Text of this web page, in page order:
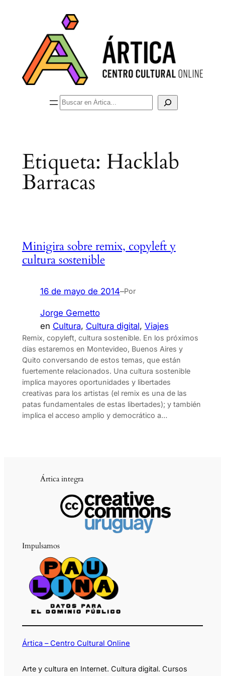
Buscar
Etiqueta: Hacklab
Barracas
Minigira sobre remix, copyleft y
cultura sostenible
16 de mayo de 2014–Por
Jorge Gemetto
en Cultura, Cultura digital, Viajes
Remix, copyleft, cultura sostenible. En los próximos
días estaremos en Montevideo, Buenos Aires y
Quito conversando de estos temas, que están
fuertemente relacionados. Una cultura sostenible
implica mayores oportunidades y libertades
creativas para los artistas (el remix es una de las
patas fundamentales de estas libertades); y también
implica el acceso amplio y democrático a…
Ártica integra
Impulsamos
Ártica – Centro Cultural Online
Arte y cultura en Internet. Cultura digital. Cursos